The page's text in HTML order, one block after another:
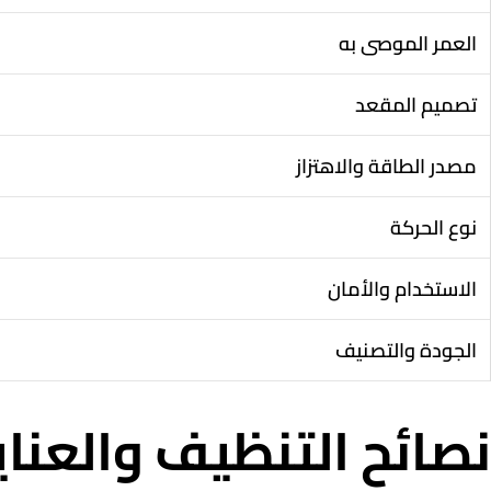
العمر الموصى به
تصميم المقعد
مصدر الطاقة والاهتزاز
نوع الحركة
الاستخدام والأمان
الجودة والتصنيف
نصائح التنظيف